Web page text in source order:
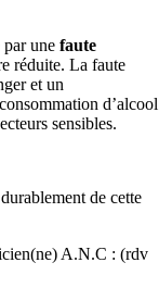
par unefaute
réduite. La faute
et un
d’alcool
sensibles.
de cette
A.N.C : (rdv